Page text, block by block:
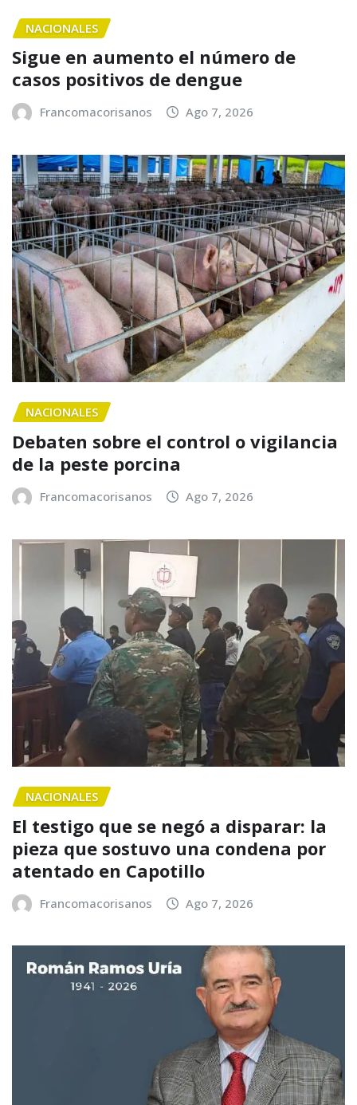
NACIONALES
Sigue en aumento el número de
casos positivos de dengue
Francomacorisanos Ago 7, 2026
NACIONALES
Debaten sobre el control o vigilancia
de la peste porcina
Francomacorisanos Ago 7, 2026
NACIONALES
El testigo que se negó a disparar: la
pieza que sostuvo una condena por
atentado en Capotillo
Francomacorisanos Ago 7, 2026